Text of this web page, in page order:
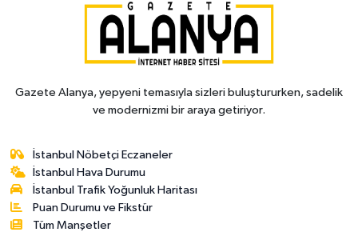
Gazete Alanya, yepyeni temasıyla sizleri buluştururken, sadelik
ve modernizmi bir araya getiriyor.
İstanbul Nöbetçi Eczaneler
İstanbul Hava Durumu
İstanbul Trafik Yoğunluk Haritası
Puan Durumu ve Fikstür
Tüm Manşetler